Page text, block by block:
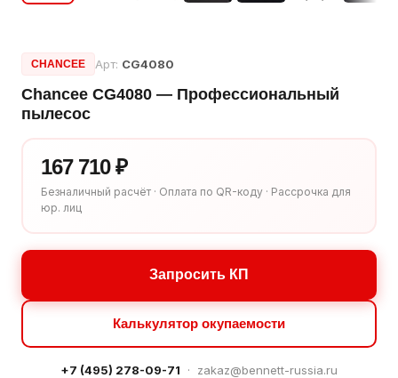
CHANCEE Арт: CG4080
Chancee CG4080 — Профессиональный
пылесос
167 710 ₽
Безналичный расчёт · Оплата по QR-коду · Рассрочка для
юр. лиц
Запросить КП
Калькулятор окупаемости
+7 (495) 278-09-71 · zakaz@bennett-russia.ru